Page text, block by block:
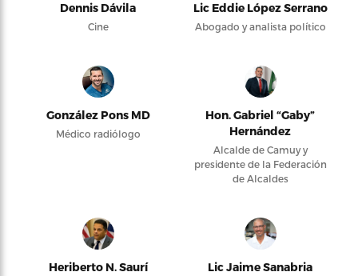
Dennis Dávila
Cine
Lic Eddie López Serrano
Abogado y analista político
González Pons MD
Médico radiólogo
Hon. Gabriel “Gaby”
Hernández
Alcalde de Camuy y
presidente de la Federación
de Alcaldes
Heriberto N. Saurí Lic Jaime Sanabria